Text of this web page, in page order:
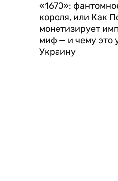
«1670»:
короля, или Как
монетизирует
миф — и чему это
Украину